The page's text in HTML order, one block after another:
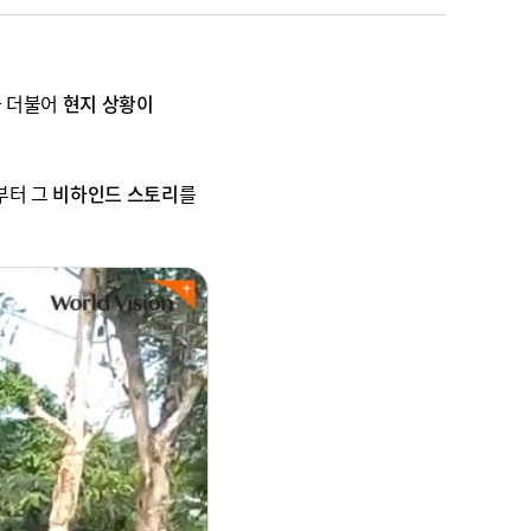
불어 현지 상황이
터 그 비하인드 스토리를